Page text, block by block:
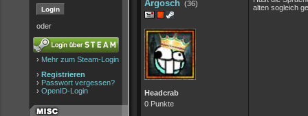
oder
› Mehr zum Steam-Login
› Registrieren
› Passwort vergessen?
› OpenID-Login
Argosch (36)
Headcrab
0 Punkte
alten sogleich